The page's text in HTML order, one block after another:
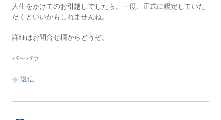
人生をかけてのお引越しでしたら、一度、正式に鑑定していた
だくといいかもしれませんね。
詳細はお問合せ欄からどうぞ。
バーバラ
返信